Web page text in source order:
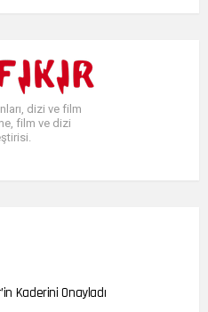
dizi ve film
film ve dizi
Kaderini Onayladı